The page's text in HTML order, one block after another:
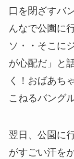
口を閉ざすバ
んなで公園に
ソ・・そこに
が心配だ」と
く！おばあち
こねるバングル
翌日、公園に
がすごい汗を